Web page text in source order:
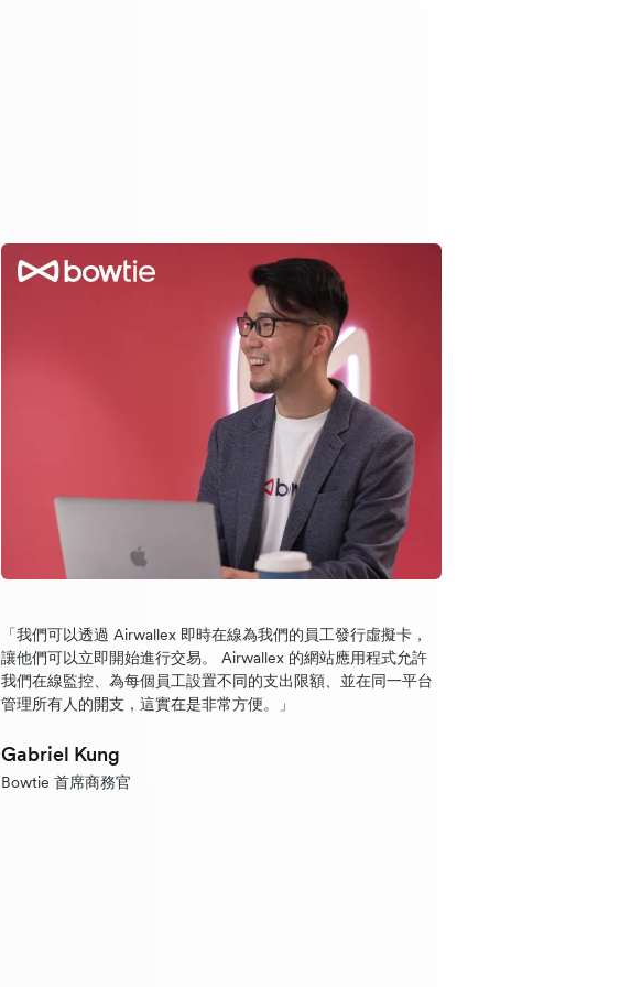
「我們可以透過 Airwallex 即時在線為我們的員工發行虛擬卡，
讓他們可以立即開始進行交易。 Airwallex 的網站應用程式允許
我們在線監控、為每個員工設置不同的支出限額、並在同一平台
管理所有人的開支，這實在是非常方便。」
Gabriel Kung
Bowtie 首席商務官